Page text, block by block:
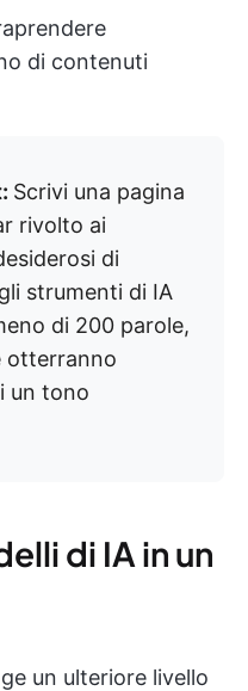
di contenuti
Scrivi una pagina
rivolto ai
di
strumenti di IA
di 200 parole,
otterranno
un tono
di IA in un
un ulteriore livello